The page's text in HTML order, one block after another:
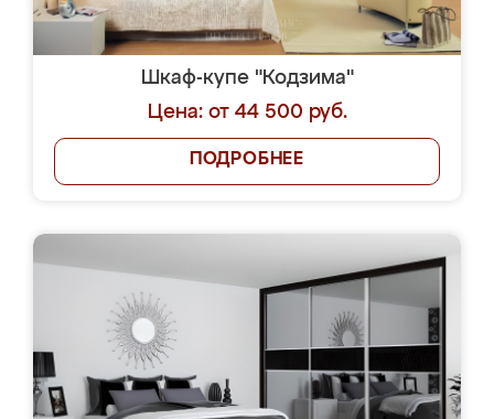
Шкаф-купе "Кодзима"
Цена: от 44 500 руб.
ПОДРОБНЕЕ